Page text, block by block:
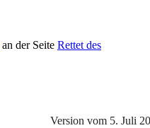
an der Seite Rettet des
Version vom 5. Juli